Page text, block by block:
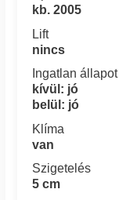
kb. 2005
Lift
nincs
Ingatlan állapot
kívül: jó
belül: jó
Klíma
van
Szigetelés
5 cm